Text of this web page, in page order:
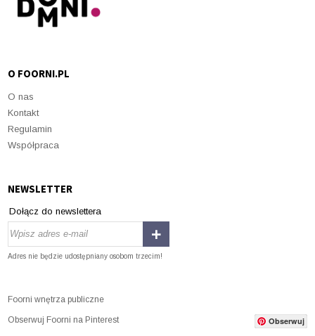
O FOORNI.PL
O nas
Kontakt
Regulamin
Współpraca
NEWSLETTER
Dołącz do newslettera
Adres nie będzie udostępniany osobom trzecim!
Foorni wnętrza publiczne
Obserwuj Foorni na Pinterest Obserwuj